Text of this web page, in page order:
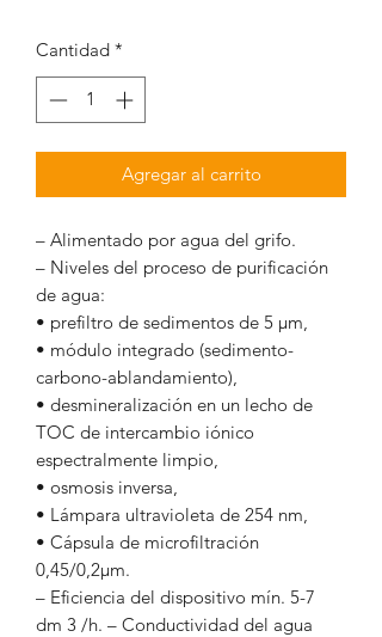
Cantidad *
Agregar al carrito
– Alimentado por agua del grifo.
– Niveles del proceso de purificación
de agua:
• prefiltro de sedimentos de 5 µm,
• módulo integrado (sedimento-
carbono-ablandamiento),
• desmineralización en un lecho de
TOC de intercambio iónico
espectralmente limpio,
• osmosis inversa,
• Lámpara ultravioleta de 254 nm,
• Cápsula de microfiltración
0,45/0,2μm.
– Eficiencia del dispositivo mín. 5-7
dm 3 /h. – Conductividad del agua